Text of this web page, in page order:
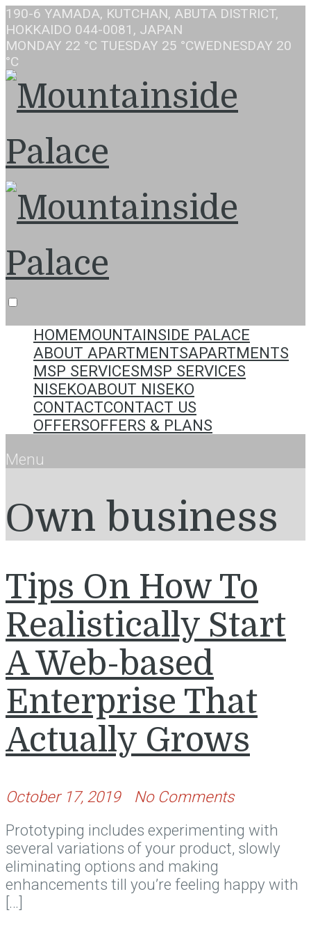
190-6 YAMADA, KUTCHAN, ABUTA DISTRICT,
HOKKAIDO 044-0081, JAPAN
MONDAY 22 °C TUESDAY 25 °CWEDNESDAY 20
°C
HOMEMOUNTAINSIDE PALACE
ABOUT APARTMENTSAPARTMENTS
MSP SERVICESMSP SERVICES
NISEKOABOUT NISEKO
CONTACTCONTACT US
OFFERSOFFERS & PLANS
Menu
Оwn business
Tips On How To
Realistically Start
A Web-based
Enterprise That
Actually Grows
October 17, 2019 No Comments
Prototyping includes experimenting with
several variations of your product, slowly
eliminating options and making
enhancements till you’re feeling happy with
[…]